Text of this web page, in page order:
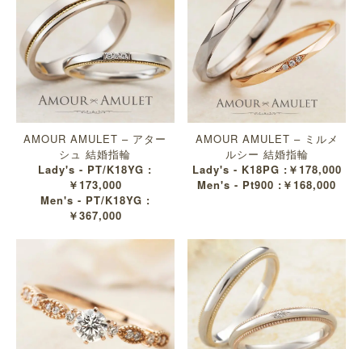
AMOUR AMULET – アター
シュ 結婚指輪
Lady's - PT/K18YG :
￥173,000
Men's - PT/K18YG :
￥367,000
AMOUR AMULET – ミルメ
ルシー 結婚指輪
Lady's - K18PG :￥178,000
Men's - Pt900 :￥168,000